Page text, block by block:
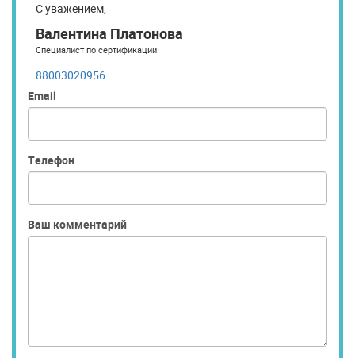
С уважением,
Валентина Платонова
Специалист по сертификации
88003020956
Email
Телефон
Ваш комментарий